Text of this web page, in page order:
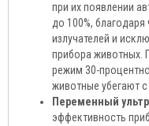
при их появлении
до 100%,
излучателей и
прибора животных.
режим 30-
животные убегают с
Переменный
эффективность